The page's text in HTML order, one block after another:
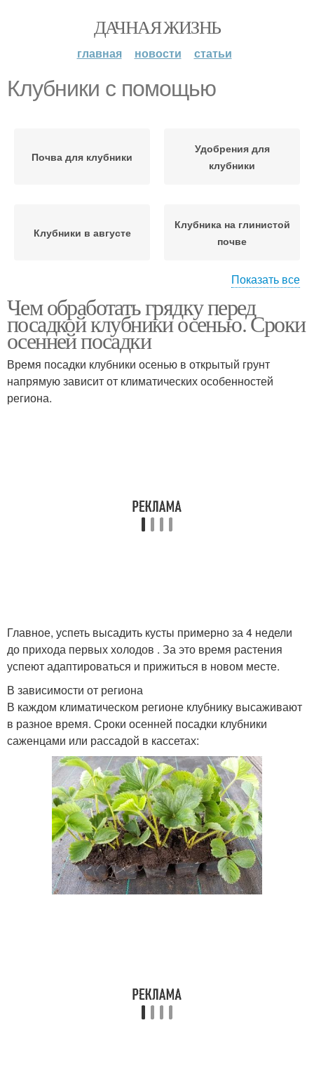
ДАЧНАЯ ЖИЗНЬ
главная новости статьи
Клубники с помощью
Почва для клубники
Удобрения для
клубники
Клубники в августе
Клубника на глинистой
почве
Земли под клубнику Грядки для клубники
Показать все
Чем обработать грядку перед
посадкой клубники осенью. Сроки
осенней посадки
Время посадки клубники осенью в открытый грунт
напрямую зависит от климатических особенностей
региона.
Главное, успеть высадить кусты примерно за 4 недели
до прихода первых холодов . За это время растения
успеют адаптироваться и прижиться в новом месте.
В зависимости от региона
В каждом климатическом регионе клубнику высаживают
в разное время. Сроки осенней посадки клубники
саженцами или рассадой в кассетах: